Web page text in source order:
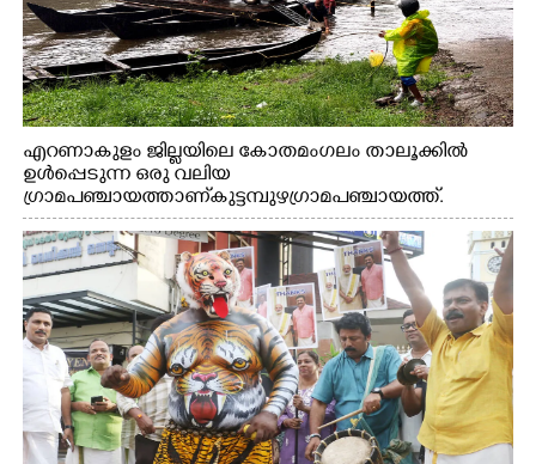
എറണാകുളം ജില്ലയിലെ കോതമംഗലം താലൂക്കിൽ
ഉൾപ്പെടുന്ന ഒരു വലിയ
ഗ്രാമപഞ്ചായത്താണ് കുട്ടമ്പുഴ ഗ്രാമ പഞ്ചായത്ത്.
ആദിവാസി ഊരുകളായ വെള്ളാരംകുത്ത്, കത്തിപ്പാറ,
ഉറിയംപെട്ടി, തേക്കല്ല്, വെട്ടിക്കല്ല്, മഞ്ചപ്പാറ എന്നീ ആറു
സ്ഥലങ്ങളിലേക്കുള്ള പ്രധാന സഞ്ചാര മാർഗമാണ് ഈ
കാണുന്ന കടത്ത് വള്ളം